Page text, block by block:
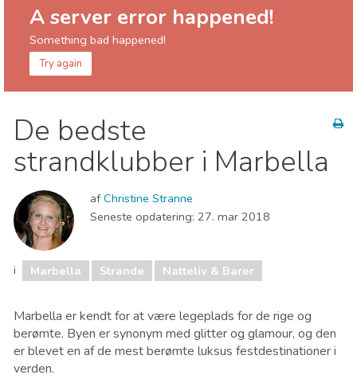
A server error happened!
Something bad happened!
Try again
Lokale events
Natteliv & Barer
Sport og adventure
Strande
De bedste
strandklubber i Marbella
afChristine Stranne
Seneste opdatering: 27. mar 2018
i Marbella Strande Natteliv & Barer
Marbella er kendt for at være legeplads for de rige og
berømte. Byen er synonym med glitter og glamour, og den
er blevet en af de mest berømte luksus festdestinationer i
verden.